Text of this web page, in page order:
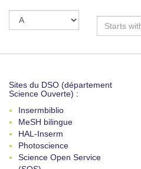
Sites du DSO (département
Science Ouverte) :
Insermbiblio
MeSH bilingue
HAL-Inserm
Photoscience
Science Open Service